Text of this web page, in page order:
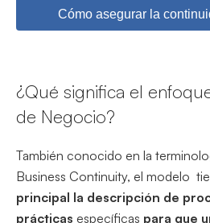
Cómo asegurar la
¿Qué significa el
de Negocio?
También conocido en la
Business Continuity, el modelo
principal la descripción de
prácticas específicas para que